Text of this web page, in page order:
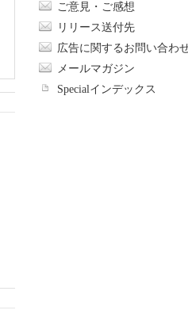
ご意見・ご感想
リリース送付先
広告に関するお問い合わ
メールマガジン
Specialインデックス